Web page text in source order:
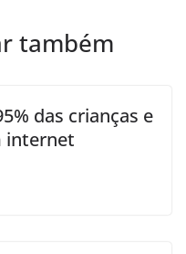
também
das crianças e
internet